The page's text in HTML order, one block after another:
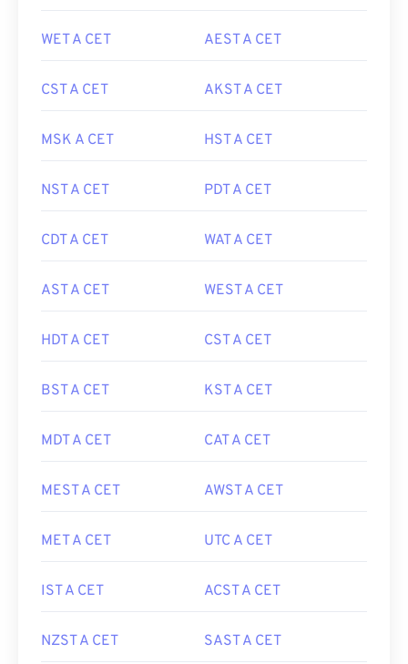
WET A CET AEST A CET
CST A CET AKST A CET
MSK A CET HST A CET
NST A CET PDT A CET
CDT A CET WAT A CET
AST A CET WEST A CET
HDT A CET CST A CET
BST A CET KST A CET
MDT A CET CAT A CET
MEST A CET AWST A CET
MET A CET UTC A CET
IST A CET ACST A CET
NZST A CET SAST A CET